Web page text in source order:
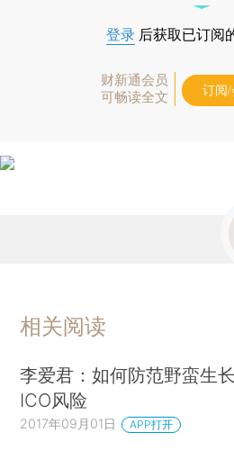
登录 后获取已订阅
财新通会员
可畅读全文
订阅/
相关阅读
李爱君：如何防范野蛮生
ICO风险
2017年09月01日 APP打开